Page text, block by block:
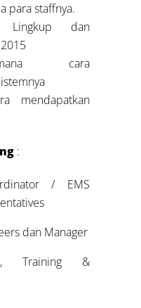
para staffnya.
Lingkup dan
cara
mendapatkan
:
/ EMS
dan Manager
Training &